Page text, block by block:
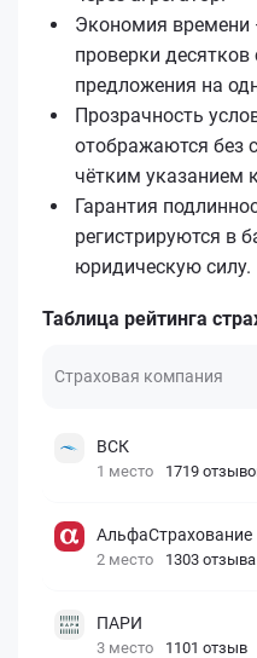
Экономия времени
проверки десятков
предложения на
Прозрачность
отображаются без
чётким указанием
Гарантия
регистрируются в
юридическую силу.
Таблица рейтинга
Страховая компания
ВСК
1 место 1719
АльфаСтрахование
2 место 1303 отзыва
ПАРИ
3 место 1101 отзыв